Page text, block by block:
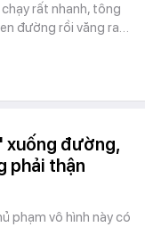
rất nhanh, tông
đường rồi văng ra…
xuống đường,
phải thận
phạm vô hình này có